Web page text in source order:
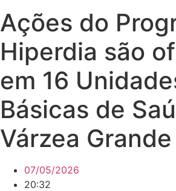
Ações do
Hiperdia são
em 16
Básicas de
Várzea Grande
07/05/2026
20:32